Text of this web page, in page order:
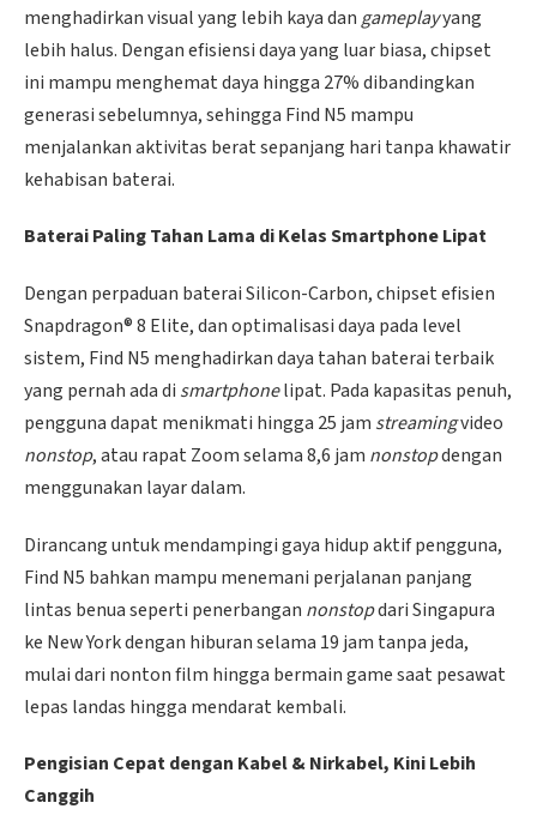
menghadirkan visual yang lebih kaya dangameplayyang
lebih halus. Dengan efisiensi daya yang luar biasa, chipset
ini mampu menghemat daya hingga 27% dibandingkan
generasi sebelumnya, sehingga Find N5 mampu
menjalankan aktivitas berat sepanjang hari tanpa khawatir
kehabisan baterai.
Baterai Paling Tahan Lama di Kelas Smartphone Lipat
Dengan perpaduan baterai Silicon-Carbon, chipset efisien
Snapdragon® 8 Elite, dan optimalisasi daya pada level
sistem, Find N5 menghadirkan daya tahan baterai terbaik
yang pernah ada di smartphonelipat. Pada kapasitas penuh,
pengguna dapat menikmati hingga 25 jam streamingvideo
nonstop, atau rapat Zoom selama 8,6 jam nonstopdengan
menggunakan layar dalam.
Dirancang untuk mendampingi gaya hidup aktif pengguna,
Find N5 bahkan mampu menemani perjalanan panjang
lintas benua seperti penerbangan nonstopdari Singapura
ke New York dengan hiburan selama 19 jam tanpa jeda,
mulai dari nonton film hingga bermain game saat pesawat
lepas landas hingga mendarat kembali.
Pengisian Cepat dengan Kabel & Nirkabel, Kini Lebih
Canggih